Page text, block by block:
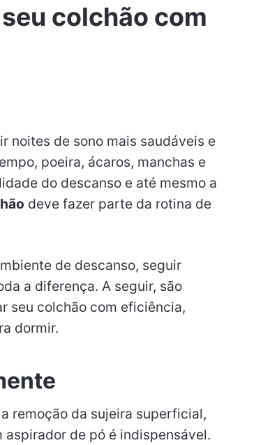
colchão com
noites de sono mais saudáveis e
poeira, ácaros, manchas e
do descanso e até mesmo a
deve fazer parte da rotina de
de descanso, seguir
a diferença. A seguir, são
seu colchão com eficiência,
dormir.
remoção da sujeira superficial,
aspirador de pó é indispensável.